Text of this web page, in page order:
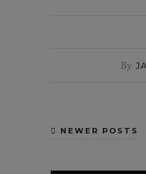
By
NEWER POSTS